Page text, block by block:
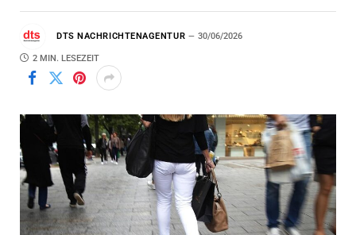
DTS NACHRICHTENAGENTUR 30/06/2026
2 MIN. LESEZEIT